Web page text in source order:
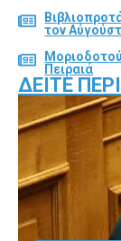
τον
Πειραιά
ΔΕΊΤΕ